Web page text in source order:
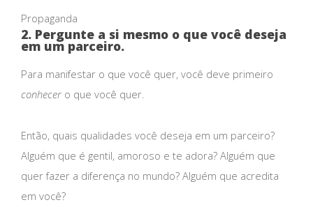
Propaganda
2. Pergunte a si mesmo o que você deseja
em um parceiro.
Para manifestar o que você quer, você deve primeiro
conhecer o que você quer.
Então, quais qualidades você deseja em um parceiro?
Alguém que é gentil, amoroso e te adora? Alguém que
quer fazer a diferença no mundo? Alguém que acredita
em você?